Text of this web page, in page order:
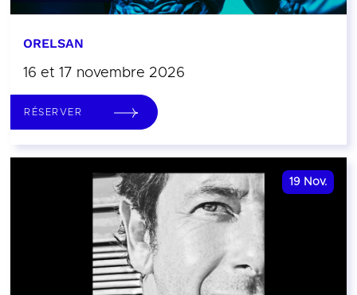
ORELSAN
16 et 17 novembre 2026
RÉSERVER
19 Nov.